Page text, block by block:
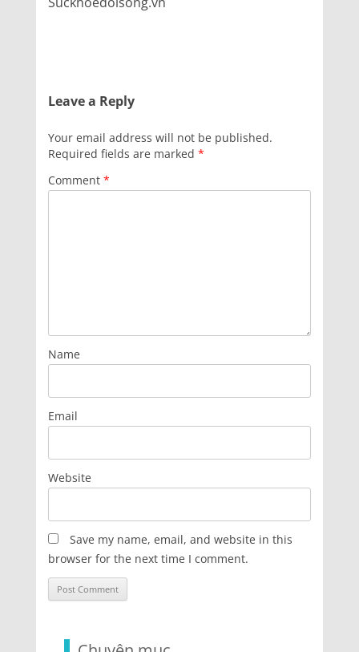
Leave a Reply
Your email address will not be published.
Required fields are marked *
Comment *
Name
Email
Website
Save my name, email, and website in this
browser for the next time I comment.